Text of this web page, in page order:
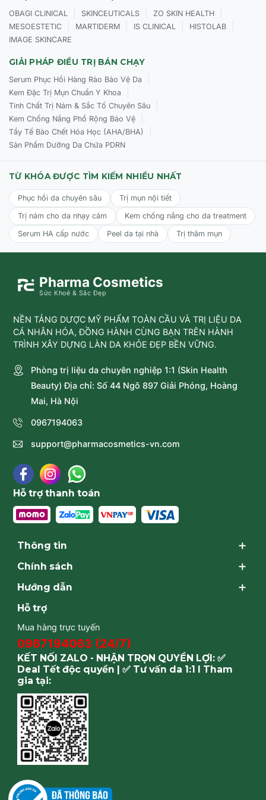
khác của Biologique Recherche được khuyên dùng cho
da Rosacea.
OBAGI CLINICAL SKINCEUTICALS ZO SKIN HEALTH
MESOESTETIC MARTIDERM IS CLINICAL HISTOLAB
IMAGE SKINCARE
GIẢI PHÁP ĐIỀU TRỊ BÁN CHẠY
Serum Phục Hồi Hàng Rào Bảo Vệ Da
Kem Đặc Trị Mụn Chuẩn Y Khoa
Tinh Chất Trị Nám & Sắc Tố Chuyên Sâu
Kem Chống Nắng Phổ Rộng Bảo Vệ
Tẩy Tế Bào Chết Hóa Học (AHA/BHA)
Sản Phẩm Dưỡng Da Chứa PDRN
TỪ KHÓA ĐƯỢC TÌM KIẾM NHIỀU NHẤT
Phục hồi da chuyên sâu
Trị mụn nội tiết
Trị nám cho da nhạy cảm
Kem chống nắng cho da treatment
Serum HA cấp nước
Peel da tại nhà Trị thâm mụn
Pharma Cosmetics
Sức Khoẻ & Sắc Đẹp
NỀN TẢNG DƯỢC MỸ PHẨM TOÀN CẦU VÀ TRỊ LIỆU DA
CÁ NHÂN HÓA, ĐỒNG HÀNH CÙNG BẠN TRÊN HÀNH
TRÌNH XÂY DỰNG LÀN DA KHỎE ĐẸP BỀN VỮNG.
Phòng trị liệu da chuyên nghiệp 1:1 (Skin Health
Beauty) Địa chỉ: Số 44 Ngõ 897 Giải Phóng, Hoàng
Mai, Hà Nội
0967194063
support@pharmacosmetics-vn.com
Hỗ trợ thanh toán
Thông tin
Chính sách
Hướng dẫn
Hỗ trợ
Mua hàng trực tuyến
0967194063 (24/7)
KẾT NỐI ZALO - NHẬN TRỌN QUYỀN LỢI: ✅
Deal Tết độc quyền | ✅ Tư vấn da 1:1 I Tham
gia tại: